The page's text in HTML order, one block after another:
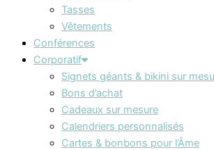
Tasses
Vêtements
Conférences
Corporatif
Signets géants & bikini sur
Bons d’achat
Cadeaux sur mesure
Calendriers personnalisés
Cartes & bonbons pour l’Âme